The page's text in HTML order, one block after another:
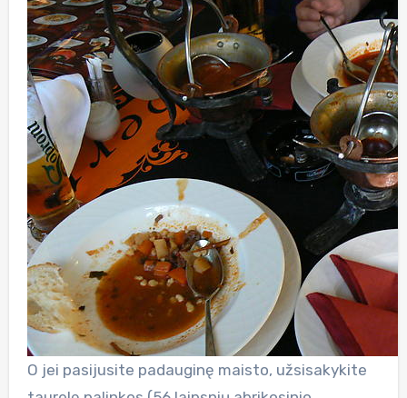
O jei pasijusite padauginę maisto, užsisakykite